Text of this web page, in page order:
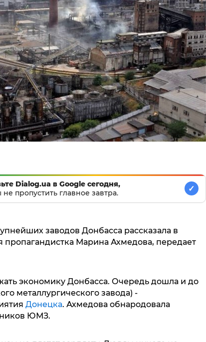
Dialog.ua в Google сегодня,
не пропустить главное завтра.
✓
заводов Донбасса рассказала в
пропагандистка Марина Ахмедова, передает
экономику Донбасса. Очередь дошла и до
металлургического завода) -
Донецка. Ахмедова обнародовала
ЮМЗ.